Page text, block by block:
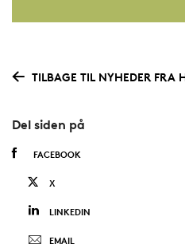
TILBAGE TIL NYHEDER FRA
Del siden på
FACEBOOK
X
LINKEDIN
EMAIL